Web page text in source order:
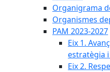
Organigrama
Organismes
PAM 2023-2027
Eix 1.
estratègia
Eix 2.